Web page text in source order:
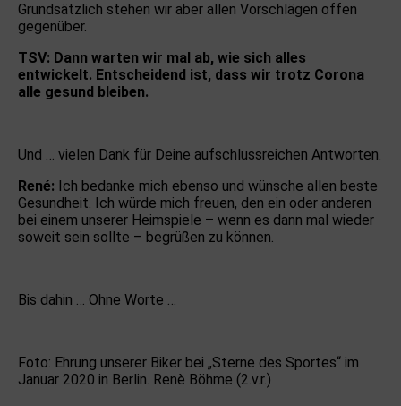
Grundsätzlich stehen wir aber allen Vorschlägen offen
gegenüber.
TSV: Dann warten wir mal ab, wie sich alles
entwickelt. Entscheidend ist, dass wir trotz Corona
alle gesund bleiben.
Und … vielen Dank für Deine aufschlussreichen Antworten.
René: Ich bedanke mich ebenso und wünsche allen beste
Gesundheit. Ich würde mich freuen, den ein oder anderen
bei einem unserer Heimspiele – wenn es dann mal wieder
soweit sein sollte – begrüßen zu können.
Bis dahin … Ohne Worte …
Foto: Ehrung unserer Biker bei „Sterne des Sportes“ im
Januar 2020 in Berlin. Renè Böhme (2.v.r.)